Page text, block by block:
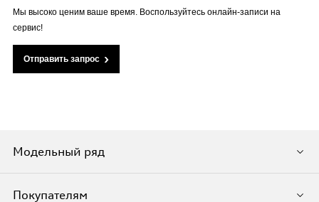
Мы высоко ценим ваше время. Воспользуйтесь онлайн-записи на
сервис!
Отправить запрос
Модельный ряд
Покупателям